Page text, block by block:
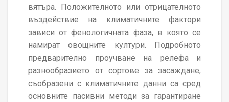
вятъра. Положителното или отрицателното
въздействие на климатичните фактори
зависи от фенологичната фаза, в която се
намират овощните култури. Подробното
предварително проучване на релефа и
разнообразието от сортове за засаждане,
съобразени с климатичните данни са сред
основните пасивни методи за гарантиране